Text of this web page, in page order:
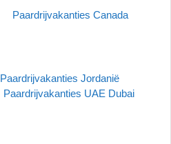
Paardrijvakanties Canada
Paardrijvakanties Jordanië
Paardrijvakanties UAE Dubai